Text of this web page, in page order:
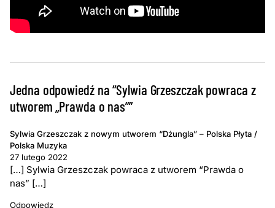
Jedna odpowiedź na “Sylwia Grzeszczak powraca z
utworem „Prawda o nas””
Sylwia Grzeszczak z nowym utworem “Dżungla” – Polska Płyta /
Polska Muzyka
27 lutego 2022
[…] Sylwia Grzeszczak powraca z utworem “Prawda o
nas” […]
Odpowiedz